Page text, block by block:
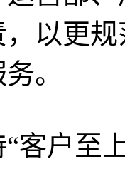
以更
。
客户至